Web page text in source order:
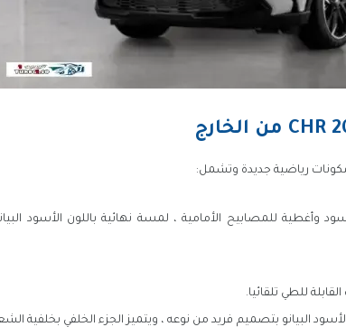
وأغطية للمصابيح الأمامية ، لمسة نهائية باللون الأسود
البيانو بتصميم فريد من نوعه ، ويتميز الجزء الخلفي بخلفية